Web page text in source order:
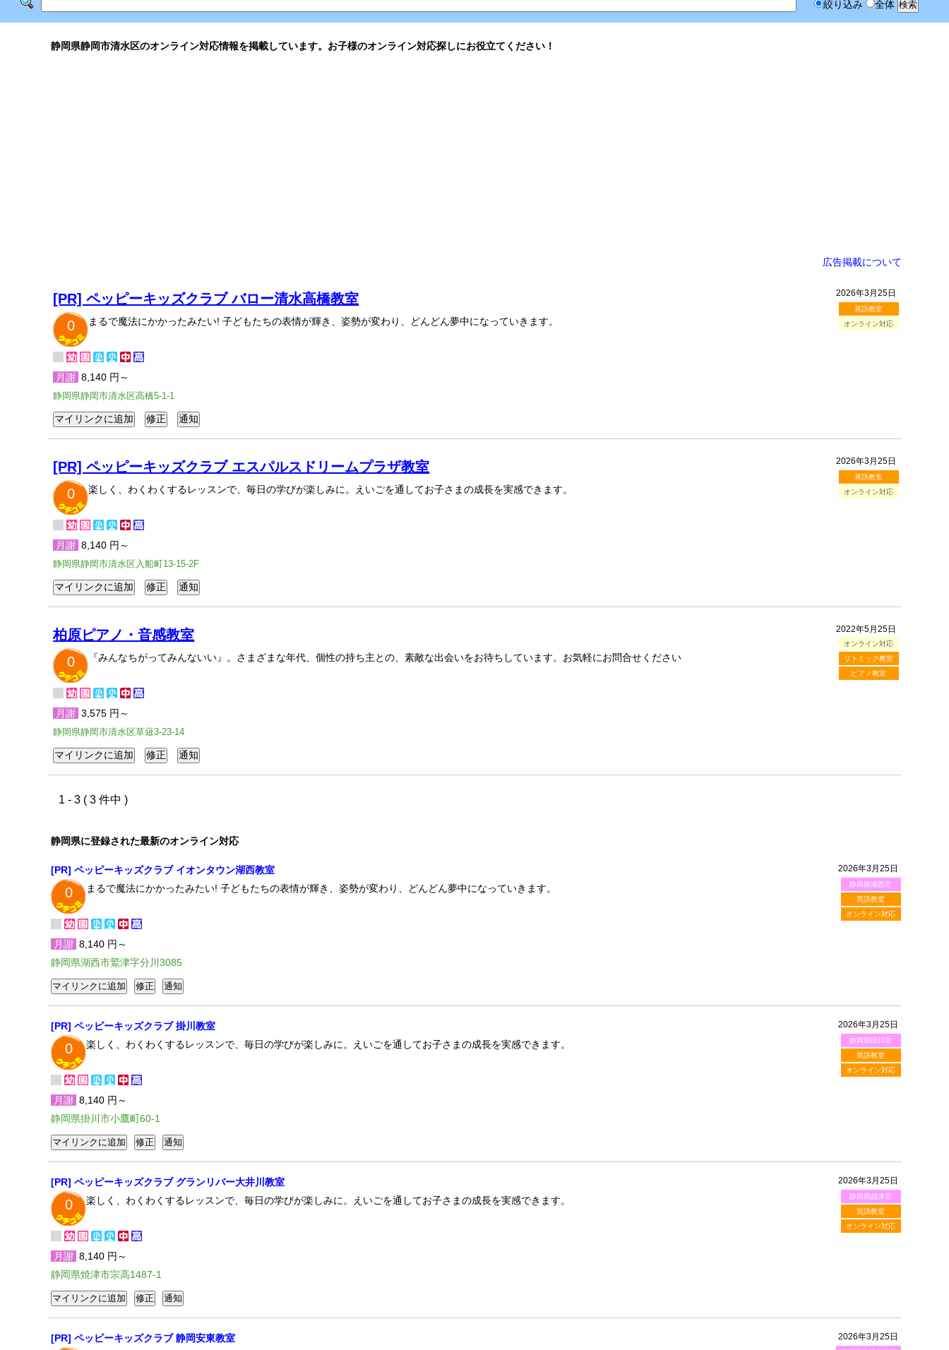
絞り込み 全体
静岡県静岡市清水区のオンライン対応情報を掲載しています。お子様のオンライン対応探しにお役立てください！
広告掲載について
2026年3月25日
英語教室
オンライン対応
[PR] ペッピーキッズクラブ バロー清水高橋教室
0
まるで魔法にかかったみたい! 子どもたちの表情が輝き、姿勢が変わり、どんどん夢中になっていきます。
月謝 8,140 円～
静岡県静岡市清水区高橋5-1-1
2026年3月25日
英語教室
オンライン対応
[PR] ペッピーキッズクラブ エスパルスドリームプラザ教室
0
楽しく、わくわくするレッスンで、毎日の学びが楽しみに。えいごを通してお子さまの成長を実感できます。
月謝 8,140 円～
静岡県静岡市清水区入船町13-15-2F
2022年5月25日
オンライン対応
リトミック教室
ピアノ教室
柏原ピアノ・音感教室
0
『みんなちがってみんないい』。さまざまな年代、個性の持ち主との、素敵な出会いをお待ちしています。お気軽にお問合せください
月謝 3,575 円～
静岡県静岡市清水区草薙3-23-14
1 - 3 ( 3 件中 )
静岡県に登録された最新のオンライン対応
2026年3月25日
静岡県湖西市
英語教室
オンライン対応
[PR] ペッピーキッズクラブ イオンタウン湖西教室
0 まるで魔法にかかったみたい! 子どもたちの表情が輝き、姿勢が変わり、どんどん夢中になっていきます。
月謝 8,140 円～
静岡県湖西市鷲津字分川3085
2026年3月25日
静岡県掛川市
英語教室
オンライン対応
[PR] ペッピーキッズクラブ 掛川教室
0 楽しく、わくわくするレッスンで、毎日の学びが楽しみに。えいごを通してお子さまの成長を実感できます。
月謝 8,140 円～
静岡県掛川市小鷹町60-1
2026年3月25日
静岡県焼津市
英語教室
オンライン対応
[PR] ペッピーキッズクラブ グランリバー大井川教室
0 楽しく、わくわくするレッスンで、毎日の学びが楽しみに。えいごを通してお子さまの成長を実感できます。
月謝 8,140 円～
静岡県焼津市宗高1487-1
2026年3月25日
[PR] ペッピーキッズクラブ 静岡安東教室